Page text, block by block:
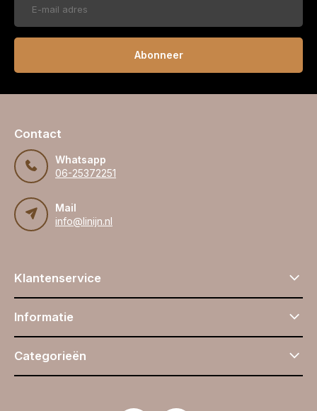
Abonneer
Contact
Whatsapp
06-25372251
Mail
info@linijn.nl
Klantenservice
Informatie
Categorieën